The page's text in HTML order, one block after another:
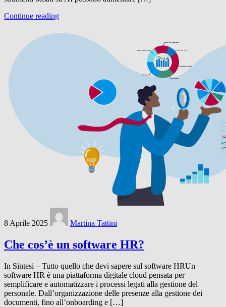
Continue reading
8 Aprile 2025 Martina Tattini
Che cos’è un software HR?
In Sintesi – Tutto quello che devi sapere sul software HRUn
software HR è una piattaforma digitale cloud pensata per
semplificare e automatizzare i processi legati alla gestione del
personale. Dall’organizzazione delle presenze alla gestione dei
documenti, fino all’onboarding e […]